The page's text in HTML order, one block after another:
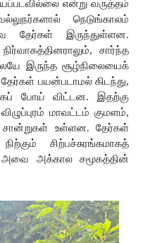
என்று வருத்தம்
நெடுங்காலம்
தேர்கள் இருந்துள்ளன.
நிர்வாகத்தினராலும், சார்ந்த
இருந்த சூழ்நிலையைக்
பயன்படாமல் கிடந்து,
போய் விட்டன.
இதற்கு
மாவட்டம் குமளம்,
சான்றுகள் உள்ளன. தேர்கள்
சிற்பச்சுரங்கமாகத்
அவை அக்கால சமூகத்தின்